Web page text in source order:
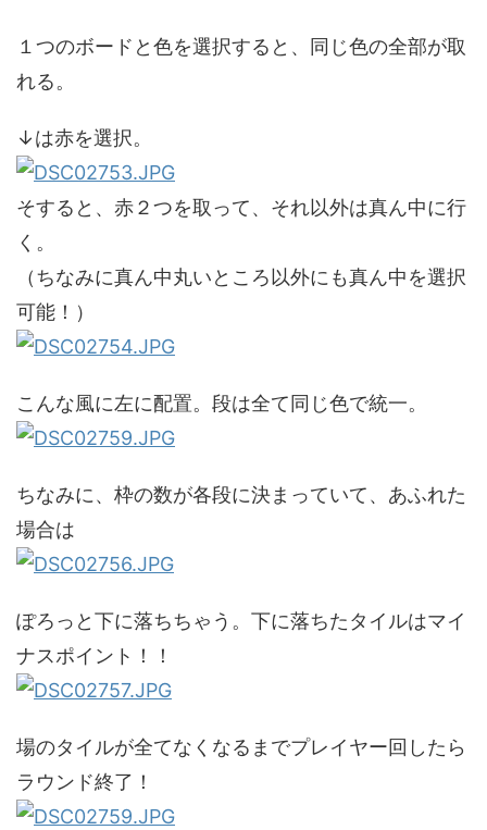
１つのボードと色を選択すると、同じ色の全部が取
れる。
↓は赤を選択。
そすると、赤２つを取って、それ以外は真ん中に行
く。
（ちなみに真ん中丸いところ以外にも真ん中を選択
可能！）
こんな風に左に配置。段は全て同じ色で統一。
ちなみに、枠の数が各段に決まっていて、あふれた
場合は
ぽろっと下に落ちちゃう。下に落ちたタイルはマイ
ナスポイント！！
場のタイルが全てなくなるまでプレイヤー回したら
ラウンド終了！